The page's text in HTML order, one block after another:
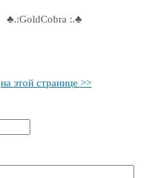
♣.:GoldCobra :.♣
на этой странице >>